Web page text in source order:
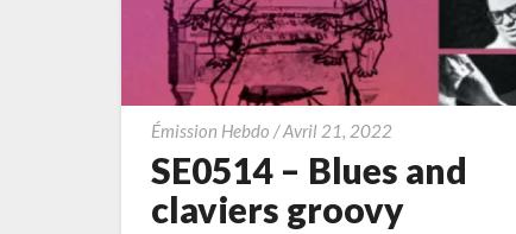
Émission Hebdo /Avril 21, 2022
–
Blues
and
SE0514 – Blues and
claviers groovy